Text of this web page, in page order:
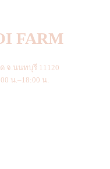
FARM
จ.นนทบุรี 11120
น.–18:00 น.